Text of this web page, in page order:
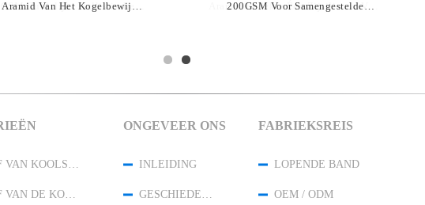
Duidelijke Ballistische
Aramid Bedekte Één Zijsilicone Voor
Aramid Van Het Kogelbewijs
200GSM Voor Samengestelde
DE STOF VAN KOOLSTOFARAMID
DE STOF VAN DE KOOLSTOFVEZEL
ONGEVEER ONS
INLEIDING
GESCHIEDENIS
FABRIEKSREIS
LOPENDE BAND
OEM / ODM